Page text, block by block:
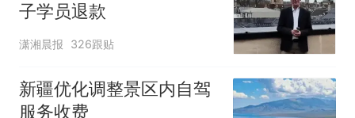
子学员退款
潇湘晨报 326跟贴
新疆优化调整景区内自驾
服务收费